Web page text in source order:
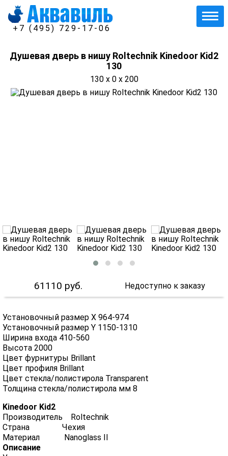
+7 (495) 729-17-06
Душевая дверь в нишу Roltechnik Kinedoor Kid2
130
130 x 0 x 200
61110 руб. Недоступно к заказу
Установочный размер X 964-974
Установочный размер Y 1150-1310
Ширина входа 410-560
Высота 2000
Цвет фурнитуры Brillant
Цвет профиля Brillant
Цвет стекла/полистирола Transparent
Толщина стекла/полистирола мм 8
Kinedoor Kid2
Производитель Roltechnik
Страна Чехия
Материал Nanoglass II
Описание